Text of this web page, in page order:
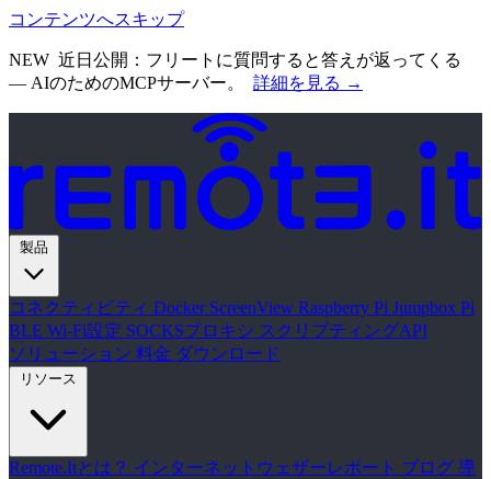
コンテンツへスキップ
NEW 近日公開：フリートに質問すると答えが返ってくる
— AIのためのMCPサーバー。 詳細を見る →
コネクティビティ Docker ScreenView Raspberry Pi Jumpbox Pi
BLE Wi-Fi設定 SOCKSプロキシ スクリプティングAPI
ソリューション 料金 ダウンロード
Remote.Itとは？ インターネットウェザーレポート ブログ 導